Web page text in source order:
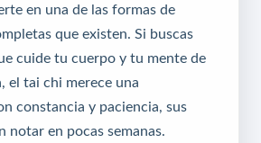
en una de las formas de
que existen. Si buscas
cuide tu cuerpo y tu mente de
el tai chi merece una
constancia y paciencia, sus
notar en pocas semanas.